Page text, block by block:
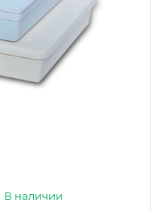
В наличии